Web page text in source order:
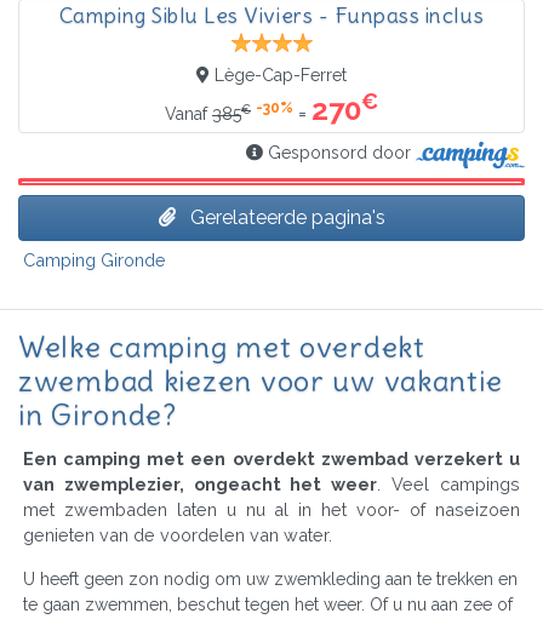
Camping Siblu Les Viviers - Funpass inclus
Lège-Cap-Ferret
Vanaf385€ -30% = 270€
Gesponsord door
Gerelateerde pagina's
Camping Gironde
Welke camping met overdekt
zwembad kiezen voor uw vakantie
in Gironde?
Een camping met een overdekt zwembad verzekert u
van zwemplezier, ongeacht het weer . Veel campings
met zwembaden laten u nu al in het voor- of naseizoen
genieten van de voordelen van water.
U heeft geen zon nodig om uw zwemkleding aan te trekken en
te gaan zwemmen, beschut tegen het weer. Of u nu aan zee of